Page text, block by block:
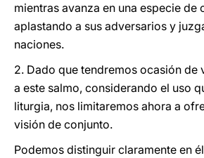
mientras avanza en una especie de
aplastando a sus adversarios y
naciones.
2. Dado que tendremos ocasión de
a este salmo, considerando el uso
liturgia, nos limitaremos ahora a
visión de conjunto.
Podemos distinguir claramente en